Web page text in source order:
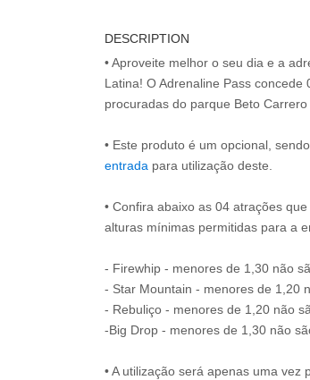
DESCRIPTION
• Aproveite melhor o seu dia e a
Latina! O Adrenaline Pass
procuradas do parque Beto Carrero
• Este produto é um opcional,
entrada para utilização deste.
• Confira abaixo as 04 atrações
alturas mínimas permitidas para a
- Firewhip - menores de 1,30 não
- Star Mountain - menores de 1,20
- Rebuliço - menores de 1,20 não
-Big Drop - menores de 1,30 não
• A utilização será apenas uma